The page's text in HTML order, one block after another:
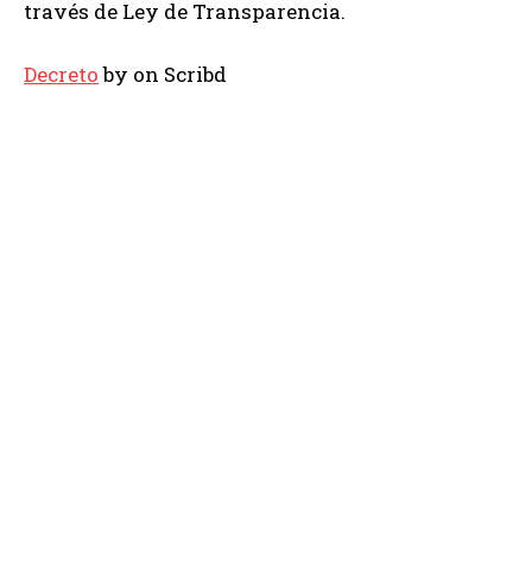
través de Ley de Transparencia.
Decretoby on Scribd